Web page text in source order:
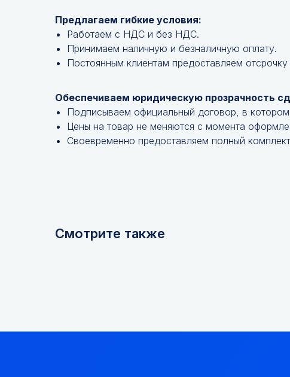
Предлагаем гибкие условия:
Работаем с НДС и без НДС.
Принимаем наличную и безналичную оплату.
Постоянным клиентам предоставляем
Обеспечиваем юридическую прозрачность
Подписываем официальный договор, в
Цены на товар не меняются с момента
Своевременно предоставляем полный
Смотрите также